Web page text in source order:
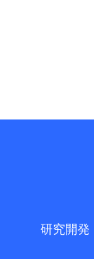
研究開発